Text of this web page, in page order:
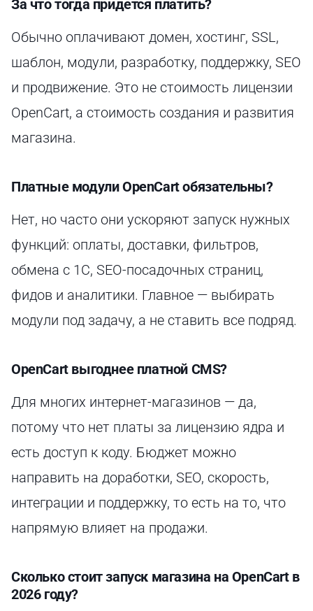
За что тогда придется платить?
Обычно оплачивают домен, хостинг, SSL,
шаблон, модули, разработку, поддержку, SEO
и продвижение. Это не стоимость лицензии
OpenCart, а стоимость создания и развития
магазина.
Платные модули OpenCart обязательны?
Нет, но часто они ускоряют запуск нужных
функций: оплаты, доставки, фильтров,
обмена с 1С, SEO-посадочных страниц,
фидов и аналитики. Главное — выбирать
модули под задачу, а не ставить все подряд.
OpenCart выгоднее платной CMS?
Для многих интернет-магазинов — да,
потому что нет платы за лицензию ядра и
есть доступ к коду. Бюджет можно
направить на доработки, SEO, скорость,
интеграции и поддержку, то есть на то, что
напрямую влияет на продажи.
Сколько стоит запуск магазина на OpenCart в
2026 году?